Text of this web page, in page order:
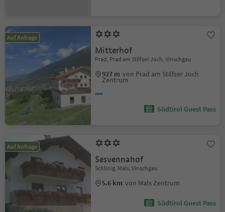
Auf Anfrage
Mitterhof
Prad, Prad am Stilfser Joch, Vinschgau
927 m von Prad am Stilfser Joch
Zentrum
Südtirol Guest Pass
Auf Anfrage
Sesvennahof
Schlinig, Mals, Vinschgau
5.6 km von Mals Zentrum
Südtirol Guest Pass